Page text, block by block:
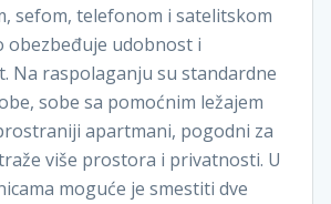
sefom, telefonom i satelitskom
obezbeđuje udobnost i
Na raspolaganju su standardne
sobe sa pomoćnim ležajem
apartmani, pogodni za
više prostora i privatnosti. U
moguće je smestiti dve